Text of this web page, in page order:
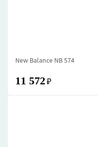
New Balance NB 574
11 572 ₽